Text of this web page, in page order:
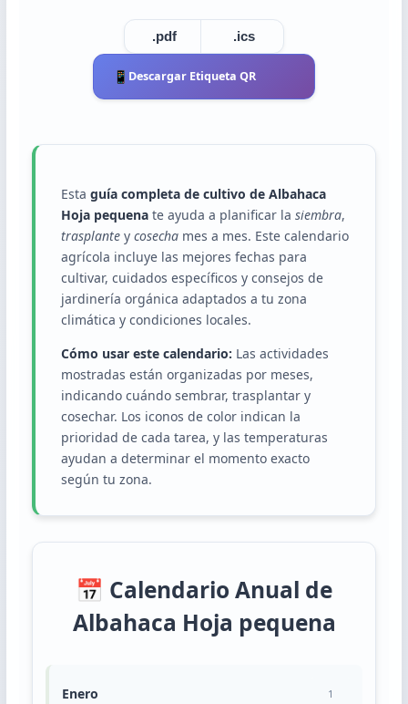
.pdf .ics
📱 Descargar Etiqueta QR
Esta guía completa de cultivo de Albahaca
Hoja pequena te ayuda a planificar la siembra,
trasplante y cosecha mes a mes. Este calendario
agrícola incluye las mejores fechas para
cultivar, cuidados específicos y consejos de
jardinería orgánica adaptados a tu zona
climática y condiciones locales.
Cómo usar este calendario: Las actividades
mostradas están organizadas por meses,
indicando cuándo sembrar, trasplantar y
cosechar. Los iconos de color indican la
prioridad de cada tarea, y las temperaturas
ayudan a determinar el momento exacto
según tu zona.
📅 Calendario Anual de
Albahaca Hoja pequena
Enero 1